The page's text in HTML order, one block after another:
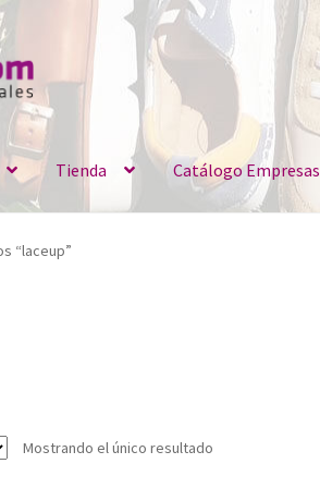
Tienda Catálogo Empresas
“laceup”
Mostrando el único resultado